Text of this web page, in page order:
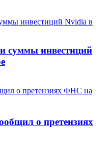
суммы инвестиций
о претензиях